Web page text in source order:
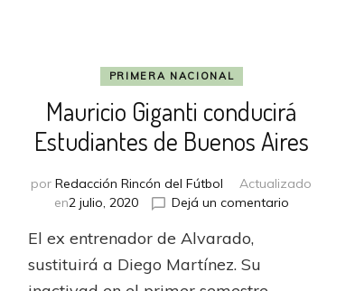
PRIMERA NACIONAL
Mauricio Giganti conducirá
Estudiantes de Buenos Aires
porRedacción Rincón del Fútbol
Actualizado
en2 julio, 2020 Dejá un comentarioen
El ex entrenador de Alvarado,
sustituirá a Diego Martínez. Su